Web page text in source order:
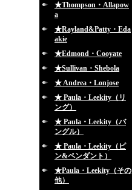
★Thompson・Allapow
a
★Rayland&Patty・Eda
akie
★Edmond・Cooyate
★Sullivan・Shebola
★ Andrea・Lonjose
★ Paula・Leekity（リ
ング）
★ Paula・Leekity（バ
ングル）
★ Paula・Leekity（ピ
ン&ペンダント）
★Paula・Leekity（その
他）